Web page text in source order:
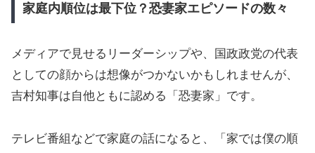
家庭内順位は最下位？恐妻家エピソードの数々
メディアで見せるリーダーシップや、国政政党の代表
としての顔からは想像がつかないかもしれませんが、
吉村知事は自他ともに認める「恐妻家」です。
テレビ番組などで家庭の話になると、「家では僕の順